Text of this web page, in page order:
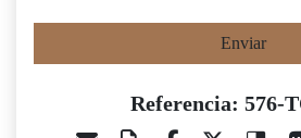
Enviar
Referencia: 576-